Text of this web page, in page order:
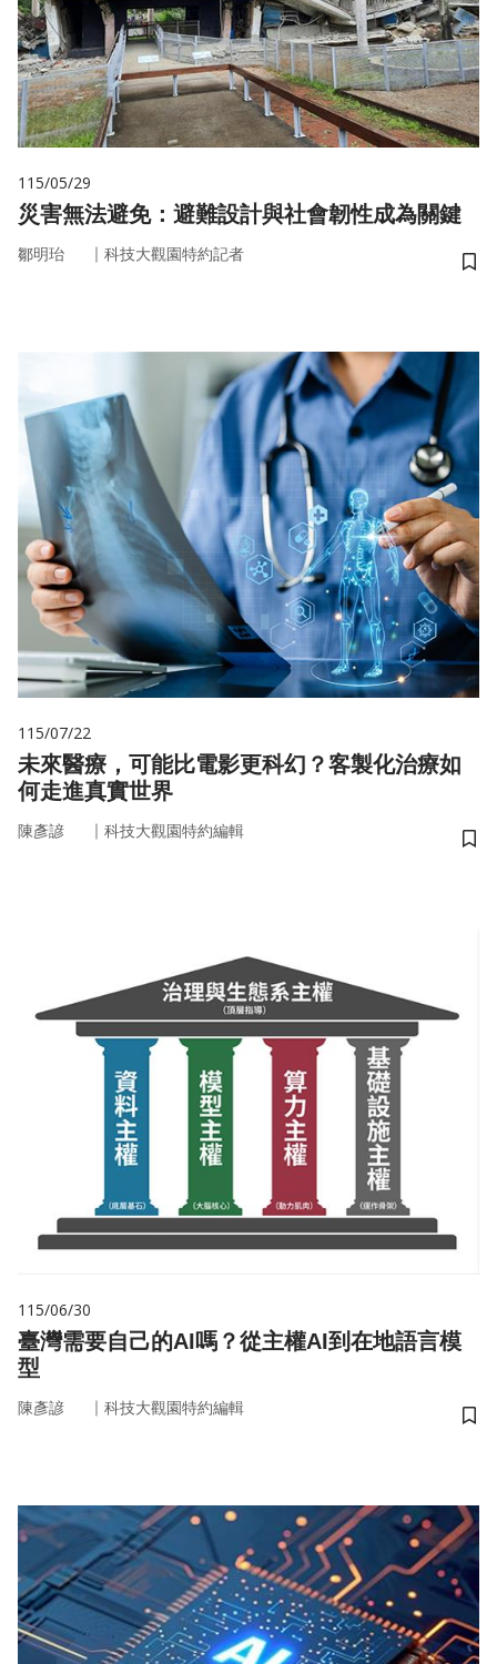
115/05/29
災害無法避免：避難設計與社會韌性成為關鍵
鄒明珆 ｜ 科技大觀園特約記者
儲
115/07/22
未來醫療，可能比電影更科幻？客製化治療如
何走進真實世界
陳彥諺 ｜ 科技大觀園特約編輯
儲
115/06/30
臺灣需要自己的AI嗎？從主權AI到在地語言模
型
陳彥諺 ｜ 科技大觀園特約編輯
儲